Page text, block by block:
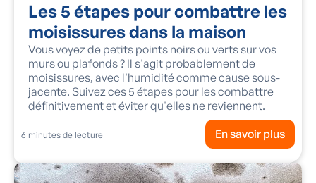
Les 5 étapes pour combattre les
moisissures dans la maison
Vous voyez de petits points noirs ou verts sur vos
murs ou plafonds ? Il s'agit probablement de
moisissures, avec l'humidité comme cause sous-
jacente. Suivez ces 5 étapes pour les combattre
définitivement et éviter qu'elles ne reviennent.
6 minutes de lecture En savoir plus